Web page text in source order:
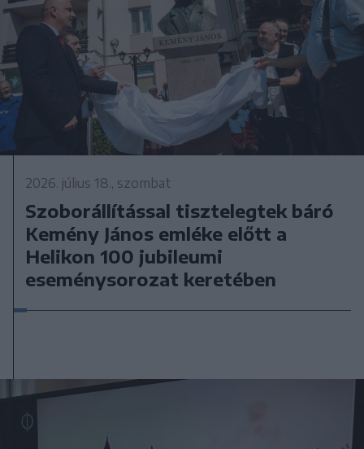
2026. július 18., szombat
Szoborállítással tisztelegtek báró
Kemény János emléke előtt a
Helikon 100 jubileumi
eseménysorozat keretében